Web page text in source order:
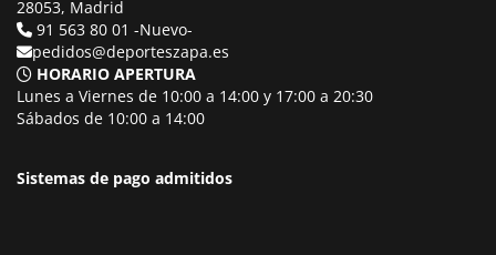
28053, Madrid
91 563 80 01 -Nuevo-
pedidos@deporteszapa.es
HORARIO APERTURA
Lunes a Viernes de 10:00 a 14:00 y 17:00 a 20:30
Sábados de 10:00 a 14:00
Sistemas de pago admitidos